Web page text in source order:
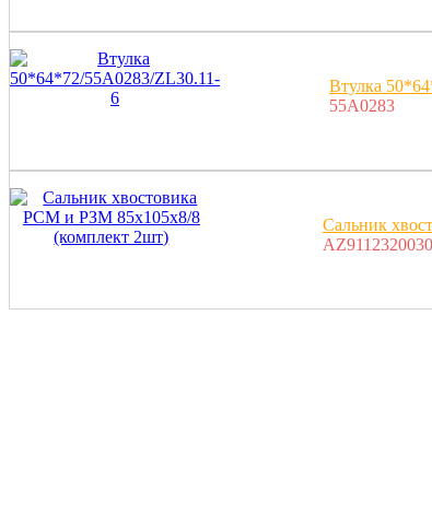
Втулка
55A0283
Сальник